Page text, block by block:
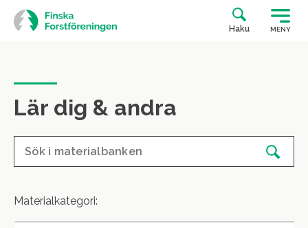
suoraan
sisältöön
Haku MENY
Lär dig & andra
Materialkategori: